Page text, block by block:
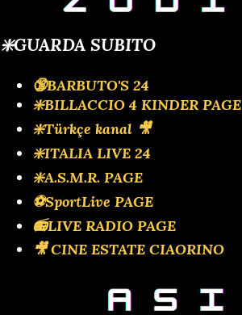
❇️GUARDA SUBITO
🔞BARBUTO'S 24
❇️BILLACCIO 4 KINDER PAGE
❇️Türkçe kanal 🎥
❇️ITALIA LIVE 24
❇️A.S.M.R. PAGE
⚽SportLive PAGE
📻LIVE RADIO PAGE
🎥 CINE ESTATE CIAORINO